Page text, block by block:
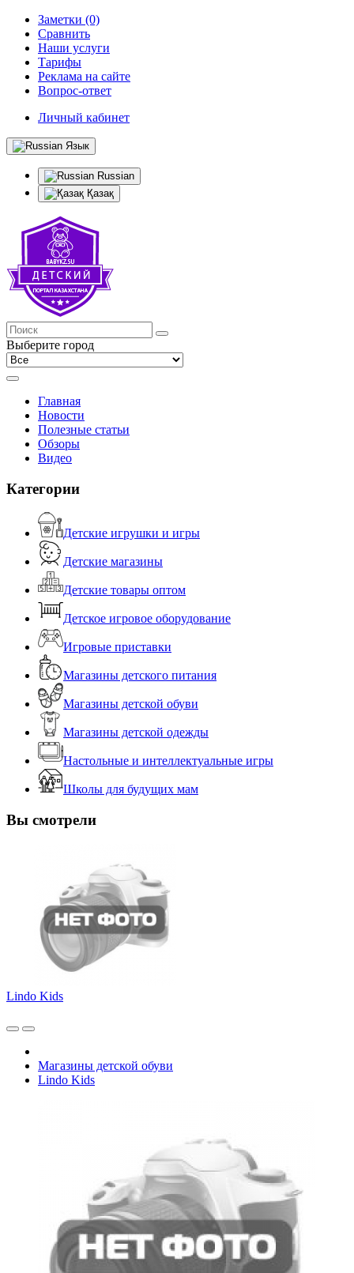
Заметки (0)
Сравнить
Наши услуги
Тарифы
Реклама на сайте
Вопрос-ответ
Личный кабинет
Язык
Russian
Қазақ
Выберите город
Главная
Новости
Полезные статьи
Обзоры
Видео
Категории
Детские игрушки и игры
Детские магазины
Детские товары оптом
Детское игровое оборудование
Игровые приставки
Магазины детского питания
Магазины детской обуви
Магазины детской одежды
Настольные и интеллектуальные игры
Школы для будущих мам
Вы смотрели
Lindo Kids
Магазины детской обуви
Lindo Kids